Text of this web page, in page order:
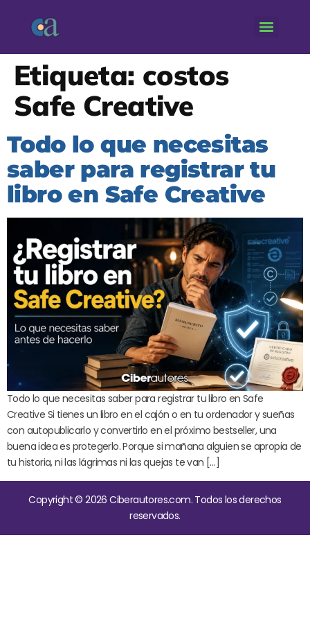
Etiqueta: costos
Safe Creative
Todo lo que necesitas
saber para registrar tu
libro en Safe Creative
Todo lo que necesitas saber para registrar tu libro en Safe
Creative Si tienes un libro en el cajón o en tu ordenador y sueñas
con autopublicarlo y convertirlo en el próximo bestseller, una
buena idea es protegerlo. Porque si mañana alguien se apropia de
tu historia, ni las lágrimas ni las quejas te van […]
Copyright © 2026 Ciberautores.com. Todos los derechos
reservados.